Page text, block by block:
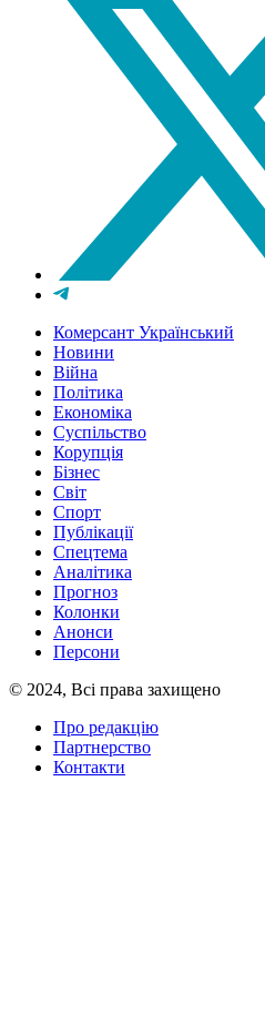
Комерсант Український
Новини
Війна
Політика
Економіка
Суспільство
Корупція
Бізнес
Світ
Спорт
Публікації
Спецтема
Аналітика
Прогноз
Колонки
Анонси
Персони
© 2024, Всі права захищено
Про редакцію
Партнерство
Контакти